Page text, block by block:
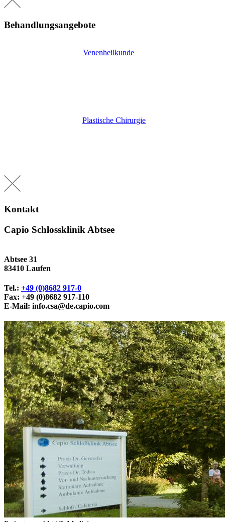
Behandlungsangebote
Venenheilkunde
Plastische Chirurgie
Kontakt
Capio Schlossklinik Abtsee
Abtsee 31
83410 Laufen
Tel.: +49 (0)8682 917-0
Fax: +49 (0)8682 917-110
E-Mail: info.csa@de.capio.com